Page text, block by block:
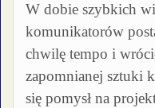
W dobie szybkich
komunikatorów
chwilę tempo i
zapomnianej sztuki
się pomysł na